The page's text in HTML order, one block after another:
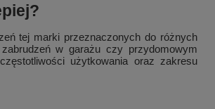
tej marki przeznaczonych do różnych
w garażu czy przydomowym
użytkowania oraz zakresu